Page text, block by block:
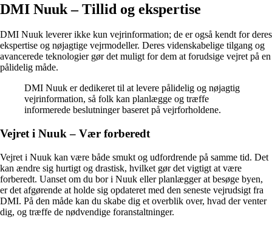
DMI Nuuk – Tillid og ekspertise
DMI Nuuk leverer ikke kun vejrinformation; de er også kendt for deres
ekspertise og nøjagtige vejrmodeller. Deres videnskabelige tilgang og
avancerede teknologier gør det muligt for dem at forudsige vejret på en
pålidelig måde.
DMI Nuuk er dedikeret til at levere pålidelig og nøjagtig
vejrinformation, så folk kan planlægge og træffe
informerede beslutninger baseret på vejrforholdene.
Vejret i Nuuk – Vær forberedt
Vejret i Nuuk kan være både smukt og udfordrende på samme tid. Det
kan ændre sig hurtigt og drastisk, hvilket gør det vigtigt at være
forberedt. Uanset om du bor i Nuuk eller planlægger at besøge byen,
er det afgørende at holde sig opdateret med den seneste vejrudsigt fra
DMI. På den måde kan du skabe dig et overblik over, hvad der venter
dig, og træffe de nødvendige foranstaltninger.